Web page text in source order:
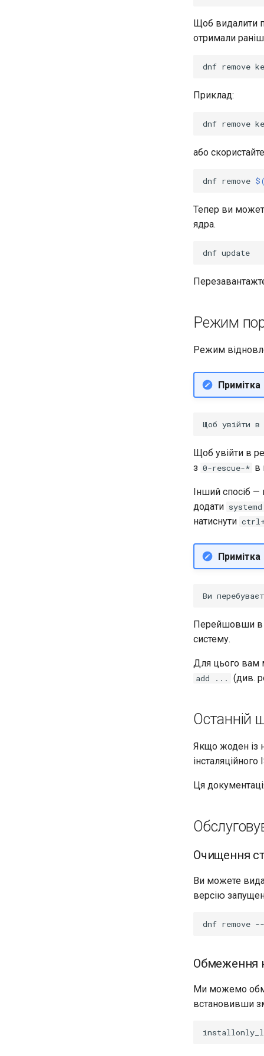
Щоб видалити
отримали
dnf remove
Приклад:
dnf remove
або
dnf remove $(
Тепер ви
ядра.
dnf
Режим
Режим
Примітка
Щоб увійти в
з 0-rescue-* в
Інший спосіб
додати
натиснути
Примітка
Перейшовши в
систему.
Для цього вам
add ...
(див.
Останній
Якщо жоден із
Ця
Очищення
Ви можете
версію
dnf remove
Обмеження
Ми можемо
встановивши